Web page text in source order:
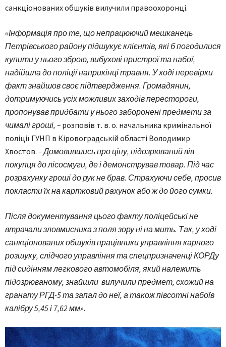
санкціонованих обшуків вилучили правоохоронці.
«Інформація про те, що непрацюючий мешканець
Петрівського району підшукує клієнтів, які б погодилися
купити у нього зброю, вибухові пристрої та набої,
надійшла до поліції наприкінці травня. У ході перевірки
факт знайшов своє підтвердження. Громадянин,
дотримуючись усіх можливих заходів перестороги,
пропонував придбати у нього заборонені предмети за
чималі гроші, – розповів т. в. о. начальника кримінальної
поліції ГУНП в Кіровоградській області Володимир
Хвостов. – Домовившись про ціну, підозрюваний вів
покупця до лісосмуги, де і демонстрував товар. Під час
розрахунку гроші до рук не брав. Страхуючи себе, просив
покласти їх на картковий рахунок або ж до його сумки.
Після документування цього факту поліцейські не
втрачали зловмисника з поля зору ні на мить. Так, у ході
санкціонованих обшуків працівники управління карного
розшуку, слідчого управління та спецпризначенці КОРДу
під сидінням легкового автомобіля, який належить
підозрюваному, знайшли вилучили предмет, схожий на
гранату РГД-5 та запал до неї, а також півсотні набоїв
калібру 5,45 і 7,62 мм».